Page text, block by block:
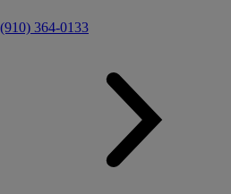
(910) 364-0133